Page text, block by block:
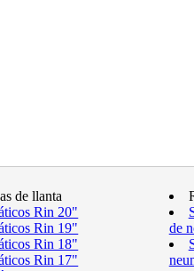
de llanta
Rin 20"
Rin 19"
Rin 18"
Rin 17"
de